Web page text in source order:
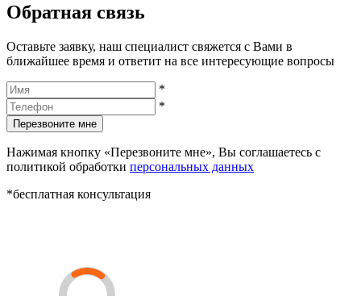
Обратная связь
Оставьте заявку, наш специалист свяжется с Вами в
ближайшее время и ответит на все интересующие вопросы
*
*
Перезвоните мне
Нажимая кнопку «Перезвоните мне», Вы соглашаетесь с
политикой обработки персональных данных
*бесплатная консультация